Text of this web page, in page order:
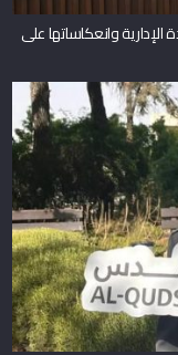
وانعكاساتها على